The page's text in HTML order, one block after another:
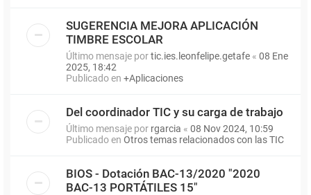
SUGERENCIA MEJORA APLICACIÓN
TIMBRE ESCOLAR
Último mensaje portic.ies.leonfelipe.getafe « 08 Ene
2025, 18:42
Publicado en +Aplicaciones
Del coordinador TIC y su carga de trabajo
Último mensaje por rgarcia « 08 Nov 2024, 10:59
Publicado en Otros temas relacionados con las TIC
BIOS - Dotación BAC-13/2020 "2020
BAC-13 PORTÁTILES 15"